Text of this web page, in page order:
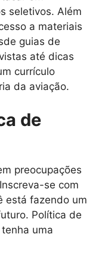
seletivos. Além
a materiais
guias de
até dicas
currículo
da aviação.
de
preocupações
se com
está fazendo um
Política de
uma